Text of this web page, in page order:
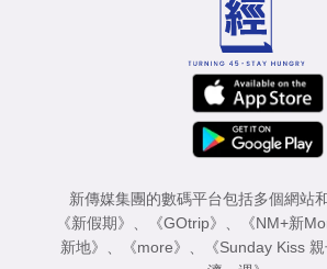
新傳媒集團的數碼平台包括多個網站
《新假期》 、 《GOtrip》 、 《NM+新
新地》 、 《more》 、 《Sunday Kiss 親